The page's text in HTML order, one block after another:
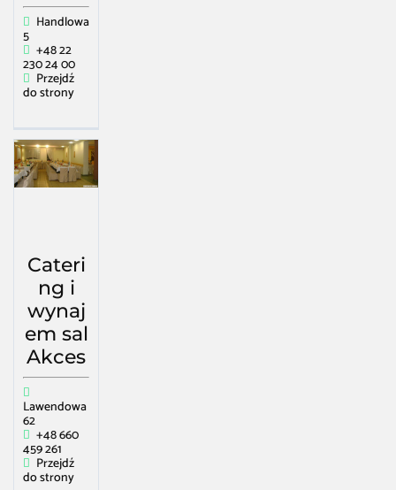
Handlowa
5
+48 22
230 24 00
Przejdź
do strony
Cateri
ng i
wynaj
em sal
Akces
Lawendowa
62
+48 660
459 261
Przejdź
do strony